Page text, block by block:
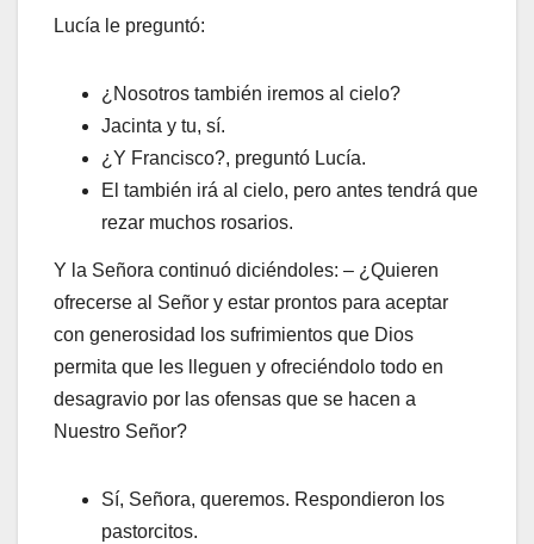
Lucía le preguntó:
¿Nosotros también iremos al cielo?
Jacinta y tu, sí.
¿Y Francisco?, preguntó Lucía.
El también irá al cielo, pero antes tendrá que
rezar muchos rosarios.
Y la Señora continuó diciéndoles: – ¿Quieren
ofrecerse al Señor y estar prontos para aceptar
con generosidad los sufrimientos que Dios
permita que les lleguen y ofreciéndolo todo en
desagravio por las ofensas que se hacen a
Nuestro Señor?
Sí, Señora, queremos. Respondieron los
pastorcitos.